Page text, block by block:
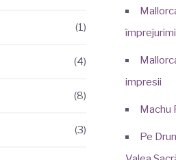
(1)
(4)
(8)
(3)
impresii
Machu
Pe